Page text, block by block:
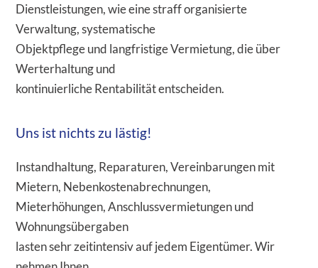
Dienstleistungen, wie eine straff organisierte
Verwaltung, systematische
Objektpflege und langfristige Vermietung, die über
Werterhaltung und
kontinuierliche Rentabilität entscheiden.
Uns ist nichts zu lästig!
Instandhaltung, Reparaturen, Vereinbarungen mit
Mietern, Nebenkostenabrechnungen,
Mieterhöhungen, Anschlussvermietungen und
Wohnungsübergaben
lasten sehr zeitintensiv auf jedem Eigentümer. Wir